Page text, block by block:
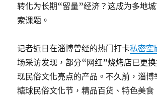
转化为长期“留量”经济？这成为多地
索课题。
记者近日在淄博曾经的热门打卡私密空
场采访发现，部分“网红”烧烤店已更
现民俗文化亮点的产品。不久前，淄博
糖球民俗文化节，精品百货、特色美食